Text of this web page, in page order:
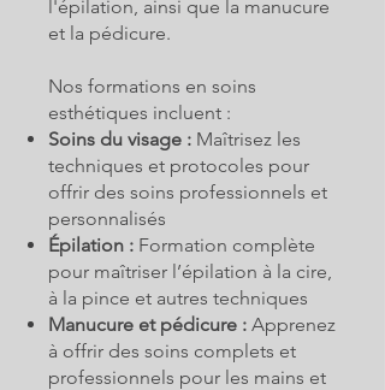
l'épilation, ainsi que la manucure
et la pédicure.
Nos formations en soins
esthétiques incluent :
Soins du visage : Maîtrisez les
techniques et protocoles pour
offrir des soins professionnels et
personnalisés
Épilation : Formation complète
pour maîtriser l’épilation à la cire,
à la pince et autres techniques
Manucure et pédicure : Apprenez
à offrir des soins complets et
professionnels pour les mains et